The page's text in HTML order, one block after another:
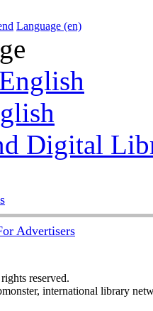
Language (en)
Digital
Advertisers
reserved.
international library